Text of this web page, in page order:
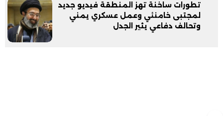
تطورات ساخنة تهز المنطقة فيديو جديد
لمجتبى خامنئي وعمل عسكري يمني
وتحالف دفاعي يثير الجدل